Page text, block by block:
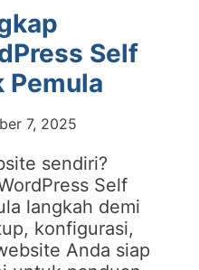
Self
Pemula
7, 2025
sendiri?
Self
langkah demi
konfigurasi,
Anda siap